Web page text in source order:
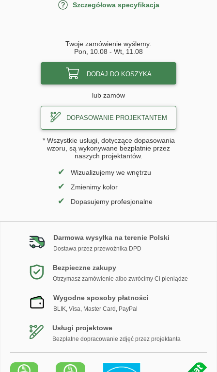
Szczegółowa specyfikacja
Twoje zamówienie wyślemy:
Pon, 10.08 - Wt, 11.08
DODAJ DO KOSZYKA
lub zamów
DOPASOWANIE PROJEKTANTEM
* Wszystkie usługi, dotyczące dopasowania
wzoru, są wykonywane bezpłatnie przez
naszych projektantów.
✔ Wizualizujemy we wnętrzu
✔ Zmienimy kolor
✔ Dopasujemy profesjonalne
Darmowa wysyłka na terenie Polski
Dostawa przez przewoźnika DPD
Bezpieczne zakupy
Otrzymasz zamówienie albo zwrócimy Ci pieniądze
Wygodne sposoby płatności
BLIK, Visa, Master Card, PayPal
Usługi projektowe
Bezpłatne dopracowanie zdjęć przez projektanta